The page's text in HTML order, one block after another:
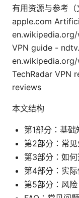
有用资源与参考
apple.com
VPN guide -
TechRadar VPN
reviews
本文结构
第1部分：基
第2部分：常
第3部分：如何
第4部分：实
第5部分：风